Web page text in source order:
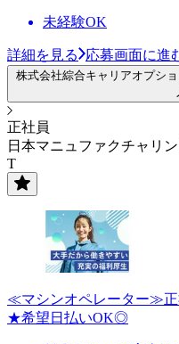
未経験OK
詳細を見る 応募画面に進
株式会社綜合キャリアオプシ
正社員
日本マニュファクチャリ
T
≪マシンオペレーター≫正
★希望日払いOK◎